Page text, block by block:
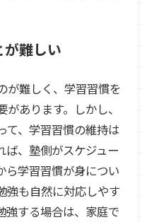
難しい
が難しく、学習習慣を
あります。しかし、
て、学習習慣の維持は
ば、塾側がスケジュー
ら学習習慣が身につい
強も自然に対応しやす
強する場合は、家庭で